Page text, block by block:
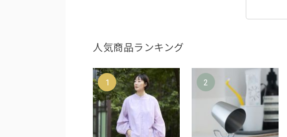
人気商品ランキング
1 2